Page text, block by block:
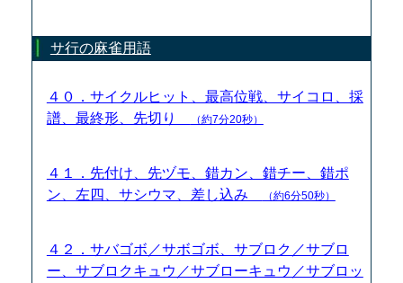
サ行の麻雀用語
４０．サイクルヒット、最高位戦、サイコロ、採
譜、最終形、先切り
（約7分20秒）
４１．先付け、先ヅモ、錯カン、錯チー、錯ポ
ン、左四、サシウマ、差し込み
（約6分50秒）
４２．サバゴボ／サボゴボ、サブロク／サブロ
ー、サブロクキュウ／サブローキュウ／サブロッ